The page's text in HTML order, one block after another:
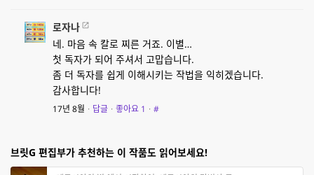
로자나
네. 마음 속 칼로 찌른 거죠. 이별…
첫 독자가 되어 주셔서 고맙습니다.
좀 더 독자를 쉽게 이해시키는 작법을 익히겠습니다.
감사합니다!
17년 8월 · 답글 · 좋아요 1 · #
브릿G 편집부가 추천하는 이 작품도 읽어보세요!